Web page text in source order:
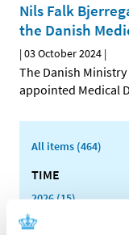
Nils Falk
the Danish
|03 October 2024 |
The Danish
appointed Medical
All items (464)
TIME
2026 (15)
2025 (23)